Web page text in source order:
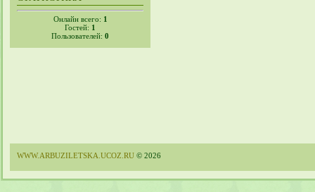
Онлайн всего: 1
Гостей: 1
Пользователей: 0
WWW.ARBUZILETSKA.UCOZ.RU © 2026